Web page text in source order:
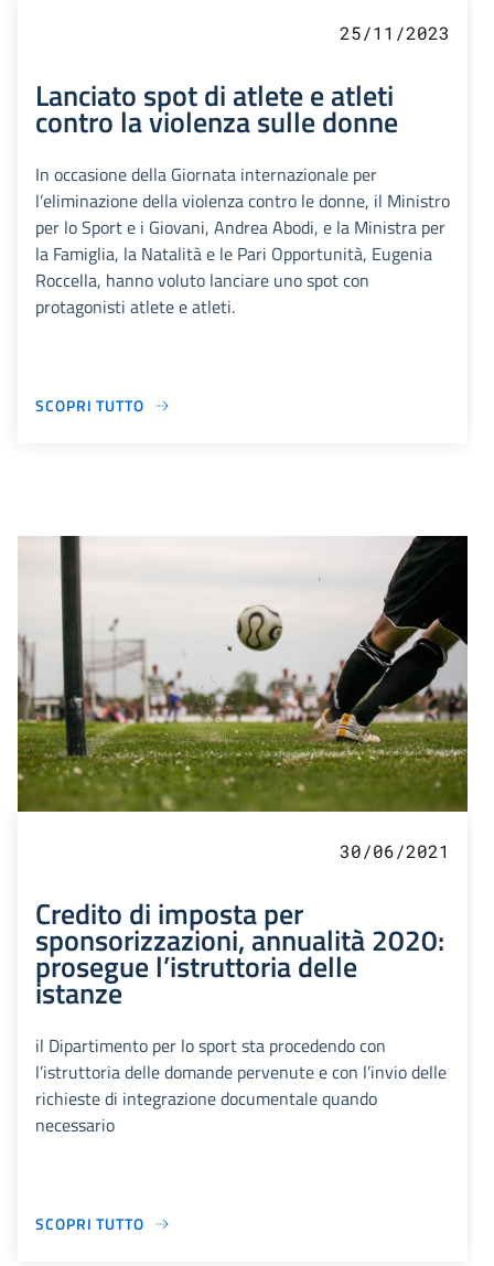
25/11/2023
Lanciato spot di atlete e atleti
contro la violenza sulle donne
In occasione della Giornata internazionale per
l’eliminazione della violenza contro le donne, il Ministro
per lo Sport e i Giovani, Andrea Abodi, e la Ministra per
la Famiglia, la Natalità e le Pari Opportunità, Eugenia
Roccella, hanno voluto lanciare uno spot con
protagonisti atlete e atleti.
SCOPRI TUTTO
30/06/2021
Credito di imposta per
sponsorizzazioni, annualità 2020:
prosegue l’istruttoria delle
istanze
il Dipartimento per lo sport sta procedendo con
l’istruttoria delle domande pervenute e con l’invio delle
richieste di integrazione documentale quando
necessario
SCOPRI TUTTO